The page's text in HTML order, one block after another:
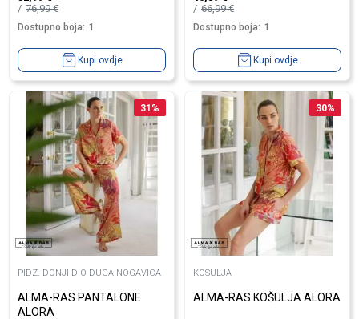
76,99€
Dostupno boja: 1
Kupi ovdje
66,99€
Dostupno boja: 1
Kupi ovdje
31 %
PIDZ. DONJI DIO DUGA NOGAVICA
ALMA-RAS PANTALONE
ALORA
30%
KOSULJA
ALMA-RAS KOŠULJA ALORA